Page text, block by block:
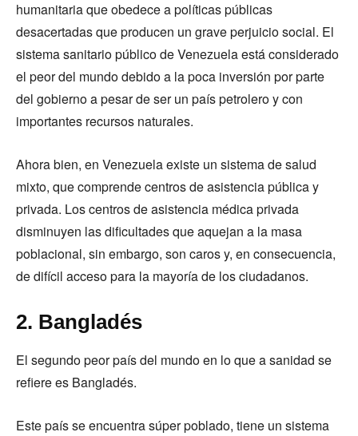
humanitaria que obedece a políticas públicas
desacertadas que producen un grave perjuicio social. El
sistema sanitario público de Venezuela está considerado
el peor del mundo debido a la poca inversión por parte
del gobierno a pesar de ser un país petrolero y con
importantes recursos naturales.
Ahora bien, en Venezuela existe un sistema de salud
mixto, que comprende centros de asistencia pública y
privada. Los centros de asistencia médica privada
disminuyen las dificultades que aquejan a la masa
poblacional, sin embargo, son caros y, en consecuencia,
de difícil acceso para la mayoría de los ciudadanos.
2. Bangladés
El segundo peor país del mundo en lo que a sanidad se
refiere es Bangladés.
Este país se encuentra súper poblado, tiene un sistema